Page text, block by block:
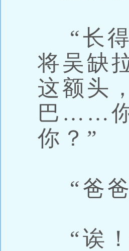
“长得
将吴缺
这额头
巴……你
你？”
“爸爸
“诶！